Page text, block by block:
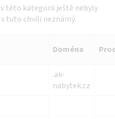
této kategorii ještě nebyly
tuto chvíli neznámý.
Doména
.ak-
nabytek.cz